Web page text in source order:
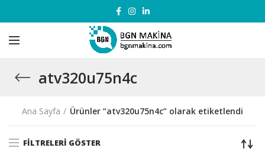
atv320u75n4c
Ana Sayfa Ürünler “atv320u75n4c” olarak etiketlendi
FILTRELERI GÖSTER